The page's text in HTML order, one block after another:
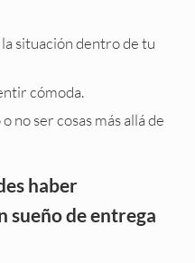
situación dentro de tu
cómoda.
no ser cosas más allá de
haber
sueño de entrega